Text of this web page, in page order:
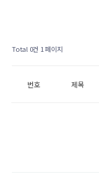
Total 0건 1 페이지
번호 제목